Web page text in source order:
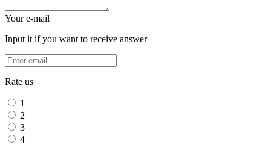
Your e-mail
Input it if you want to receive answer
Rate us
1
2
3
4